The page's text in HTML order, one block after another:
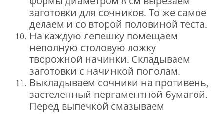
заготовки для сочников. То же самое
делаем и со второй половиной теста.
На каждую лепешку помещаем
неполную столовую ложку
творожной начинки. Складываем
заготовки с начинкой пополам.
Выкладываем сочники на противень,
застеленный пергаментной бумагой.
Перед выпечкой смазываем